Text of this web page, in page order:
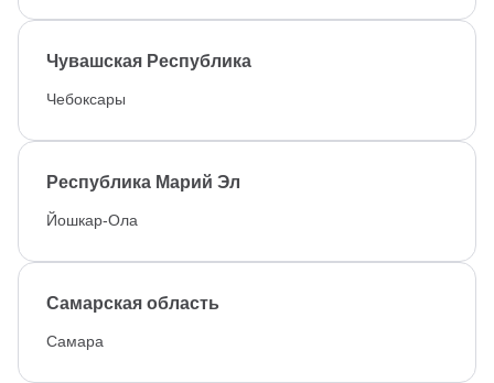
Чувашская Республика
Чебоксары
Республика Марий Эл
Йошкар-Ола
Самарская область
Самара